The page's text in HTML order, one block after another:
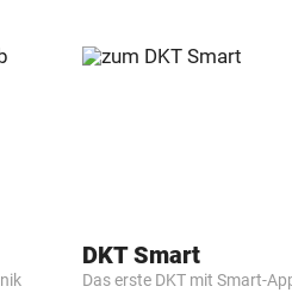
DKT Smart
Das erste DKT mit Smart-